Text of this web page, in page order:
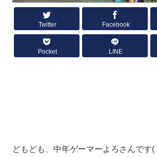
Twitter Facebook
Pocket LINE
どもども、中年ゲーマーよろさんです(